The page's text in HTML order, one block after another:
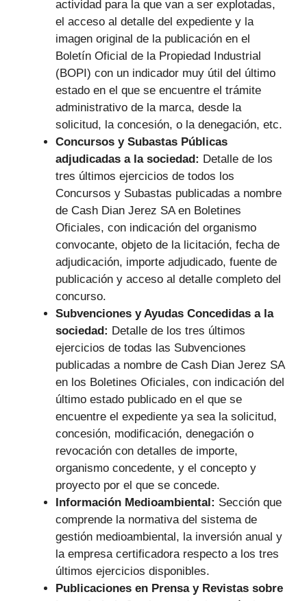
actividad para la que van a ser explotadas,
el acceso al detalle del expediente y la
imagen original de la publicación en el
Boletín Oficial de la Propiedad Industrial
(BOPI) con un indicador muy útil del último
estado en el que se encuentre el trámite
administrativo de la marca, desde la
solicitud, la concesión, o la denegación, etc.
Concursos y Subastas Públicas
adjudicadas a la sociedad: Detalle de los
tres últimos ejercicios de todos los
Concursos y Subastas publicadas a nombre
de Cash Dian Jerez SA en Boletines
Oficiales, con indicación del organismo
convocante, objeto de la licitación, fecha de
adjudicación, importe adjudicado, fuente de
publicación y acceso al detalle completo del
concurso.
Subvenciones y Ayudas Concedidas a la
sociedad: Detalle de los tres últimos
ejercicios de todas las Subvenciones
publicadas a nombre de Cash Dian Jerez SA
en los Boletines Oficiales, con indicación del
último estado publicado en el que se
encuentre el expediente ya sea la solicitud,
concesión, modificación, denegación o
revocación con detalles de importe,
organismo concedente, y el concepto y
proyecto por el que se concede.
Información Medioambiental: Sección que
comprende la normativa del sistema de
gestión medioambiental, la inversión anual y
la empresa certificadora respecto a los tres
últimos ejercicios disponibles.
Publicaciones en Prensa y Revistas sobre